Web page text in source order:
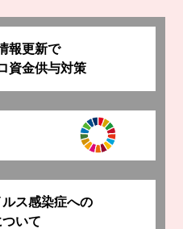
ブ食料品贈呈式」を
意点について
×コロッケ45周年特
われた将軍」を開
報更新で
資金供与対策
ス感染症への
いて